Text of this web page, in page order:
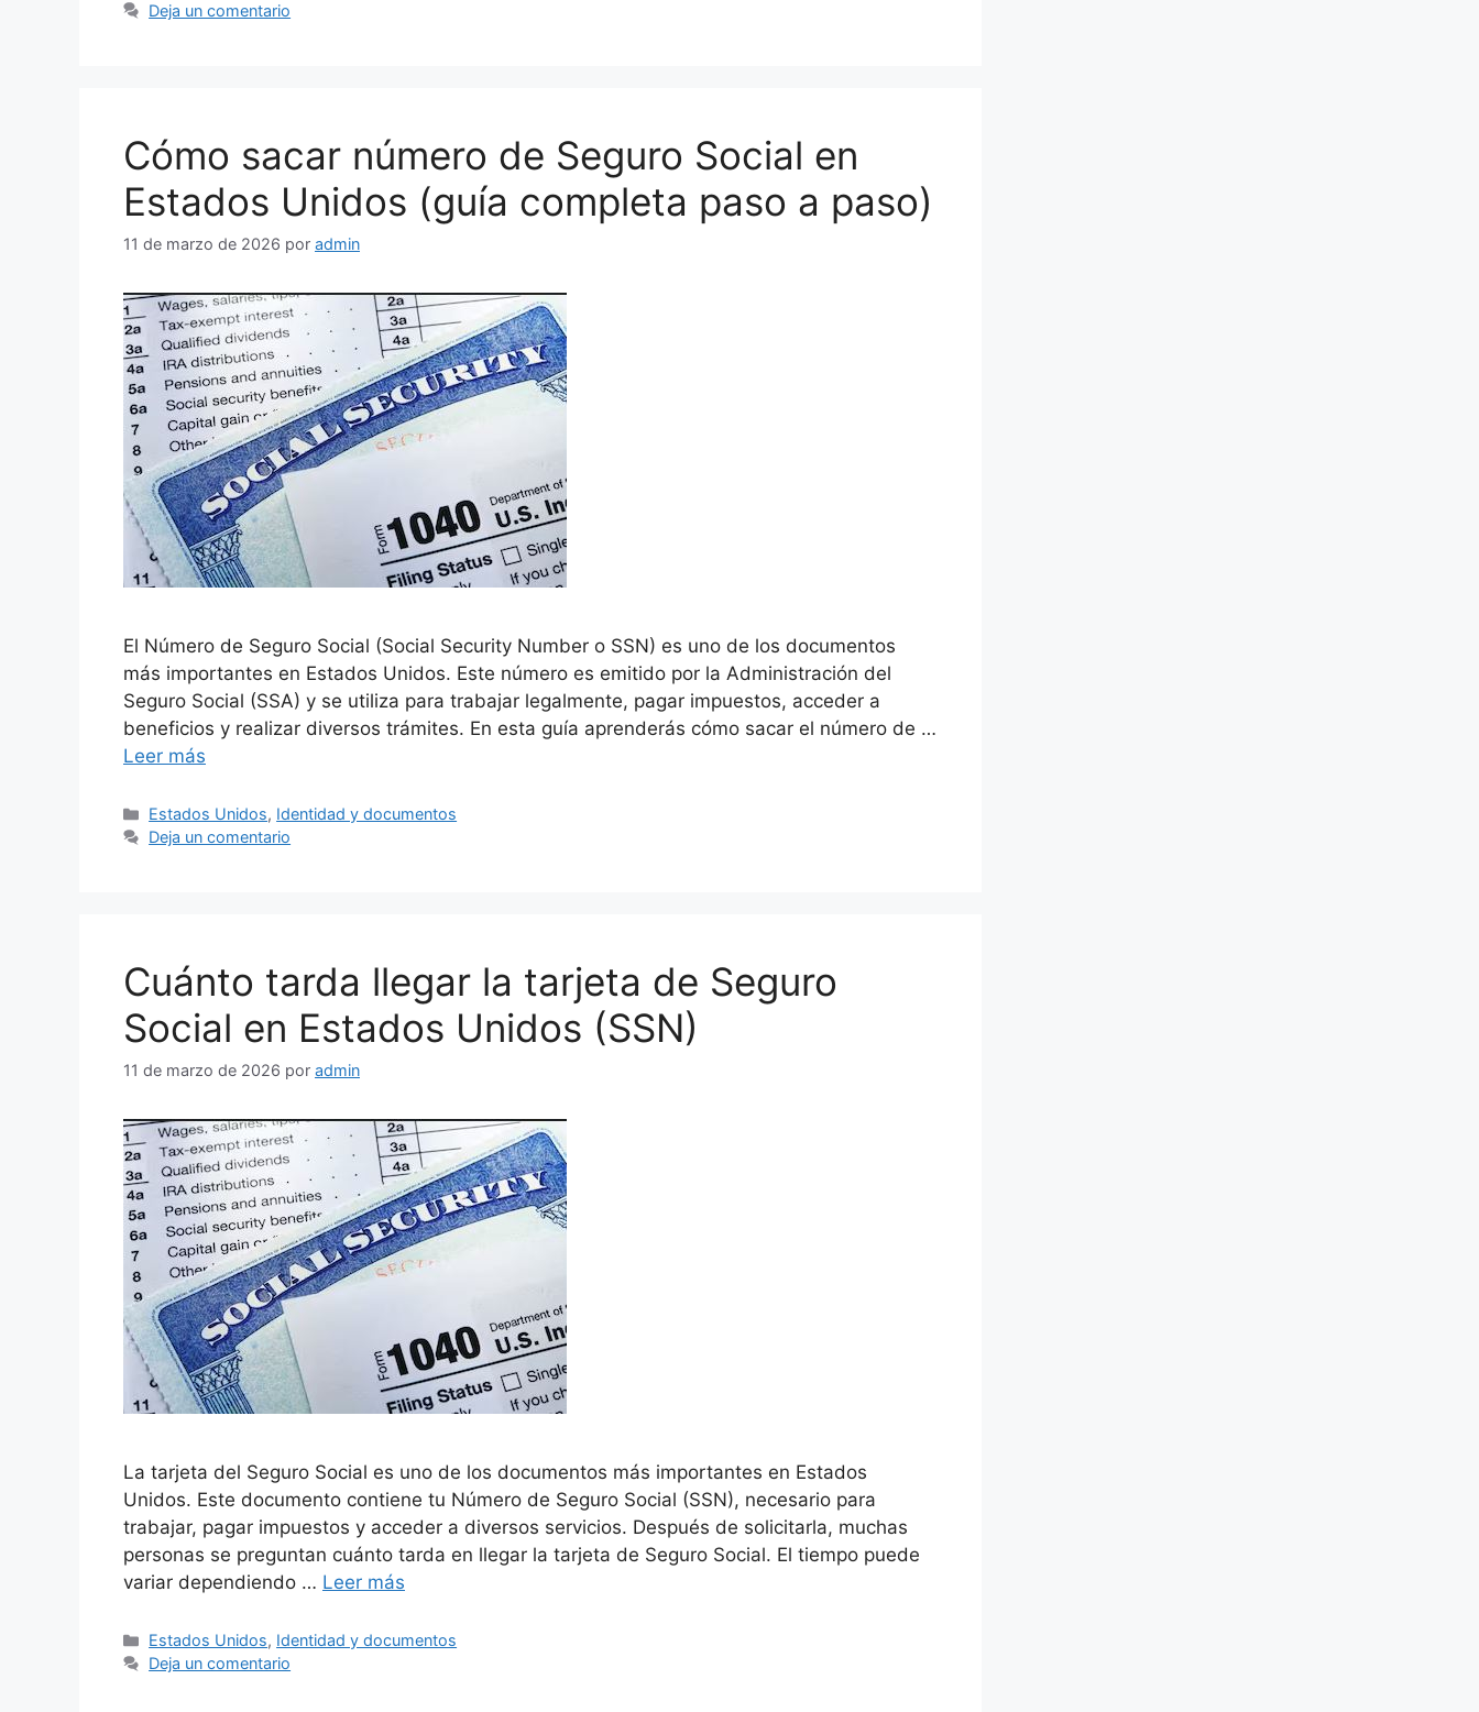
Deja un comentario
Cómo sacar número de Seguro Social en
Estados Unidos (guía completa paso a paso)
11 de marzo de 2026 por admin
El Número de Seguro Social (Social Security Number o SSN) es uno de los documentos
más importantes en Estados Unidos. Este número es emitido por la Administración del
Seguro Social (SSA) y se utiliza para trabajar legalmente, pagar impuestos, acceder a
beneficios y realizar diversos trámites. En esta guía aprenderás cómo sacar el número de …
Leer más
Categorías
Estados Unidos, Identidad y documentos
Deja un comentario
Cuánto tarda llegar la tarjeta de Seguro
Social en Estados Unidos (SSN)
11 de marzo de 2026 por admin
La tarjeta del Seguro Social es uno de los documentos más importantes en Estados
Unidos. Este documento contiene tu Número de Seguro Social (SSN), necesario para
trabajar, pagar impuestos y acceder a diversos servicios. Después de solicitarla, muchas
personas se preguntan cuánto tarda en llegar la tarjeta de Seguro Social. El tiempo puede
variar dependiendo … Leer más
Categorías
Estados Unidos, Identidad y documentos
Deja un comentario